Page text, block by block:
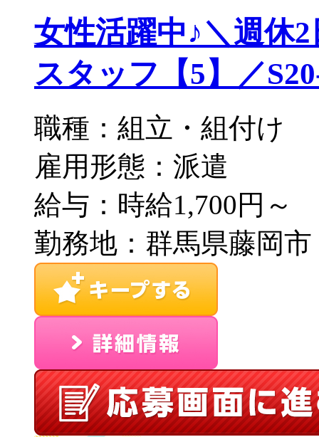
女性活躍中♪＼週休
スタッフ【5】／
職種：組立・組付け
雇用形態：派遣
給与：時給1,700円～
勤務地：群馬県藤岡市